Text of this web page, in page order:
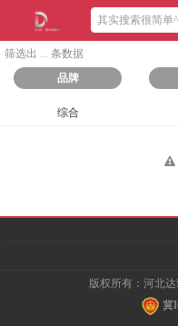
筛选出 ... 条数据
品牌
综合
版权所有：河北
冀